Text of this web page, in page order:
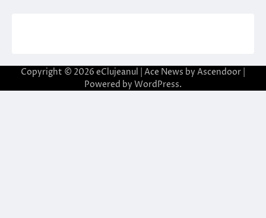
Copyright © 2026 eClujeanul | Ace News by Ascendoor
Powered by WordPress.